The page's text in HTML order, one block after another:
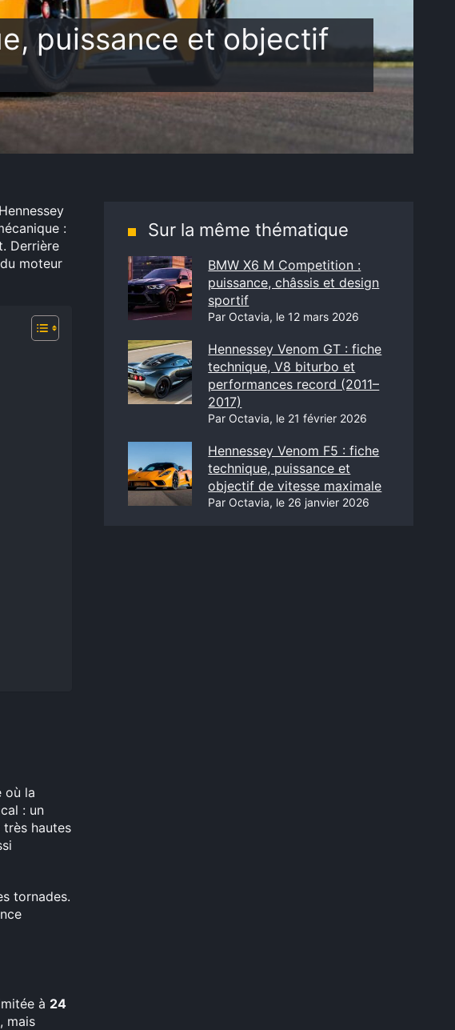
puissance et objectif
:
Derrière
moteur
où la
: un
hautes
tornades.
à 24
mais
Sur la même thématique
BMW X6 M Competition :
puissance, châssis et design
sportif
Par Octavia, le 12 mars 2026
Hennessey Venom GT : fiche
technique, V8 biturbo et
performances record (2011–
2017)
Par Octavia, le 21 février 2026
Hennessey Venom F5 : fiche
technique, puissance et
objectif de vitesse maximale
Par Octavia, le 26 janvier 2026